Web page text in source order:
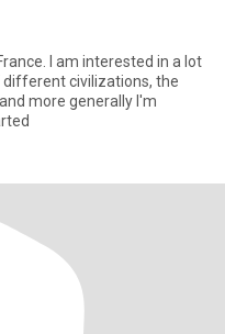
in a lot
civilizations, the
more generally I'm